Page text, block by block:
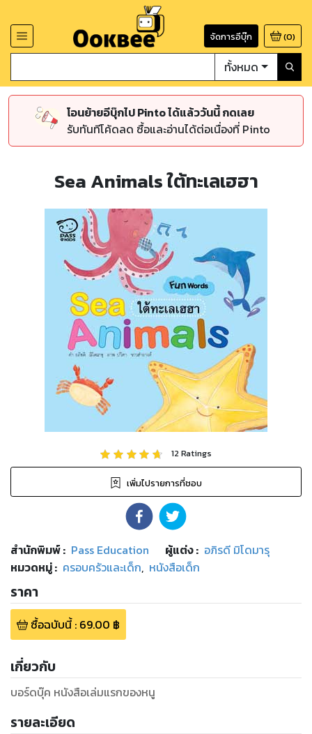
จัดการอีบุ๊ก (0)
ทั้งหมด
โอนย้ายอีบุ๊กไป Pinto ได้แล้ววันนี้ กดเลย
รับทันทีโค้ดลด ซื้อและอ่านได้ต่อเนื่องที่ Pinto
Sea Animals ใต้ทะเลเฮฮา
12Ratings
เพิ่มไปรายการที่ชอบ
สำนักพิมพ์: Pass Education ผู้แต่ง : อภิรดี มิโดมารุ
หมวดหมู่: ครอบครัวและเด็ก, หนังสือเด็ก
ราคา
ซื้อฉบับนี้: 69.00 ฿
เกี่ยวกับ
บอร์ดบุ๊ค หนังสือเล่มแรกของหนู
รายละเอียด